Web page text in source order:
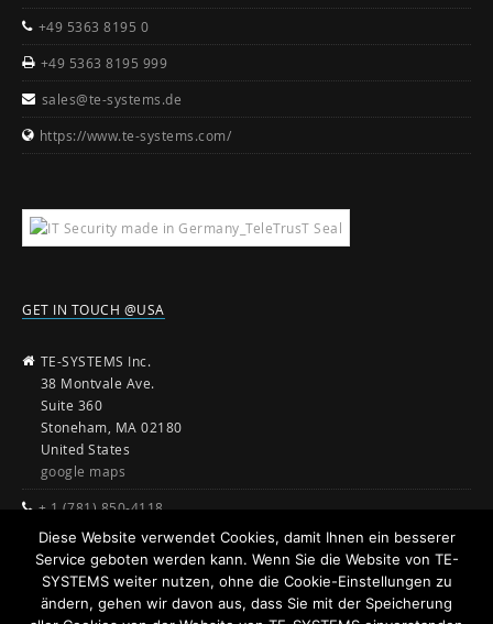
+49 5363 8195 0
+49 5363 8195 999
sales@te-systems.de
https://www.te-systems.com/
GET IN TOUCH @USA
TE-SYSTEMS Inc.
38 Montvale Ave.
Suite 360
Stoneham, MA 02180
United States
google maps
+ 1 (781) 850-4118
sales@te-systems.com
www.te-systems.com
Diese Website verwendet Cookies, damit Ihnen ein besserer
Service geboten werden kann. Wenn Sie die Website von TE-
SYSTEMS weiter nutzen, ohne die Cookie-Einstellungen zu
ändern, gehen wir davon aus, dass Sie mit der Speicherung